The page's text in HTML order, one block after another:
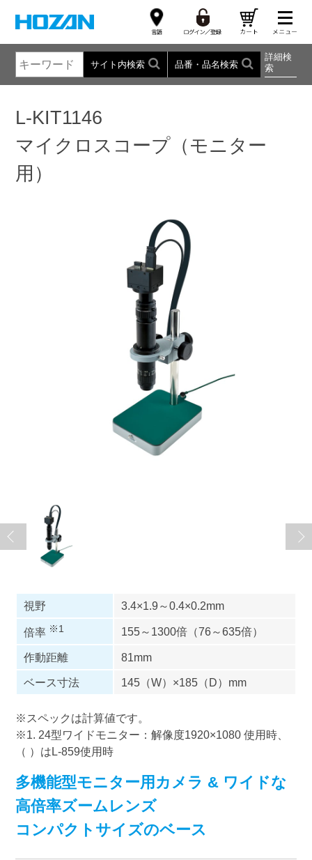
サイト内検索 品番・品名検索
詳細検
索
L-KIT1146
マイクロスコープ（モニター
用）
視野 3.4×1.9～0.4×0.2mm
倍率 ※1 155～1300倍（76～635倍）
作動距離
81mm
ベース寸法
145（W）×185（D）mm
※スペックは計算値です。
※1. 24型ワイドモニター：解像度1920×1080 使用時、
（ ）はL-859使用時
多機能型モニター用カメラ & ワイドな
高倍率ズームレンズ
コンパクトサイズのベース